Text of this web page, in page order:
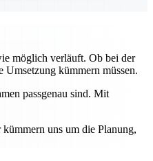
möglich verläuft. Ob bei der
kümmern müssen.
passgenau sind. Mit
uns um die Planung,